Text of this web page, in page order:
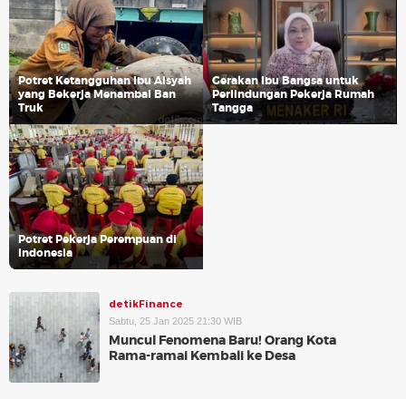
Potret Ketangguhan Ibu Aisyah
yang Bekerja Menambal Ban
Truk
Gerakan Ibu Bangsa untuk
Perlindungan Pekerja Rumah
Tangga
Potret Pekerja Perempuan di
Indonesia
detikFinance
Sabtu, 25 Jan 2025 21:30 WIB
Muncul Fenomena Baru! Orang Kota
Rama-ramai Kembali ke Desa